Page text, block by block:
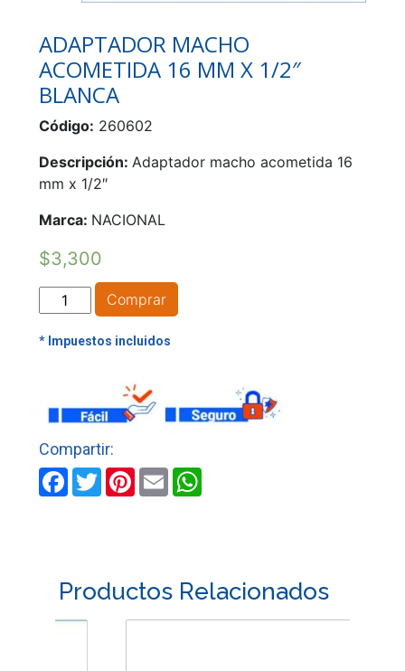
ADAPTADOR MACHO
ACOMETIDA 16 MM X 1/2″
BLANCA
Código: 260602
Descripción: Adaptador macho acometida 16
mm x 1/2″
Marca: NACIONAL
$3,300
ADAPTADOR
MACHO
ACOMETIDA
1/2"
BLANCA
cantidad
Comprar
Facebook
TwitterPinterest
EmailWhatsApp
Productos Relacionados